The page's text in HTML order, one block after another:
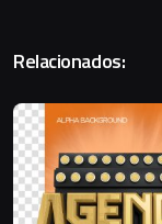
Relacionados: